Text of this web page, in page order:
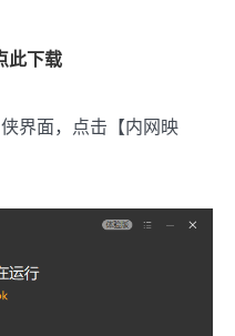
此下载
界面，点击【内网映